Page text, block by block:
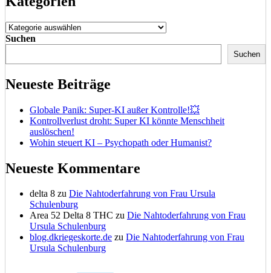
Kategorien
Suchen
Suchen
Neueste Beiträge
Globale Panik: Super-KI außer Kontrolle!💥
Kontrollverlust droht: Super KI könnte Menschheit
auslöschen!
Wohin steuert KI – Psychopath oder Humanist?
Neueste Kommentare
delta 8 zu Die Nahtoderfahrung von Frau Ursula
Schulenburg
Area 52 Delta 8 THC zu Die Nahtoderfahrung von Frau
Ursula Schulenburg
blog.dkriegeskorte.de zu Die Nahtoderfahrung von Frau
Ursula Schulenburg